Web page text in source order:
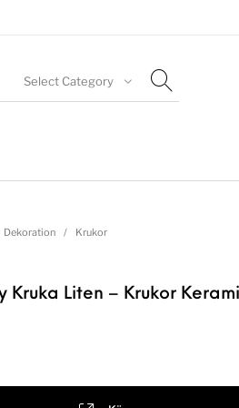
Select Category
Dekoration / Krukor
Kruka Liten – Krukor